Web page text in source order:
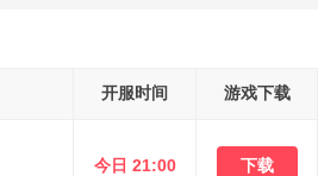
开服时间 游戏下载
今日 21:00 下载